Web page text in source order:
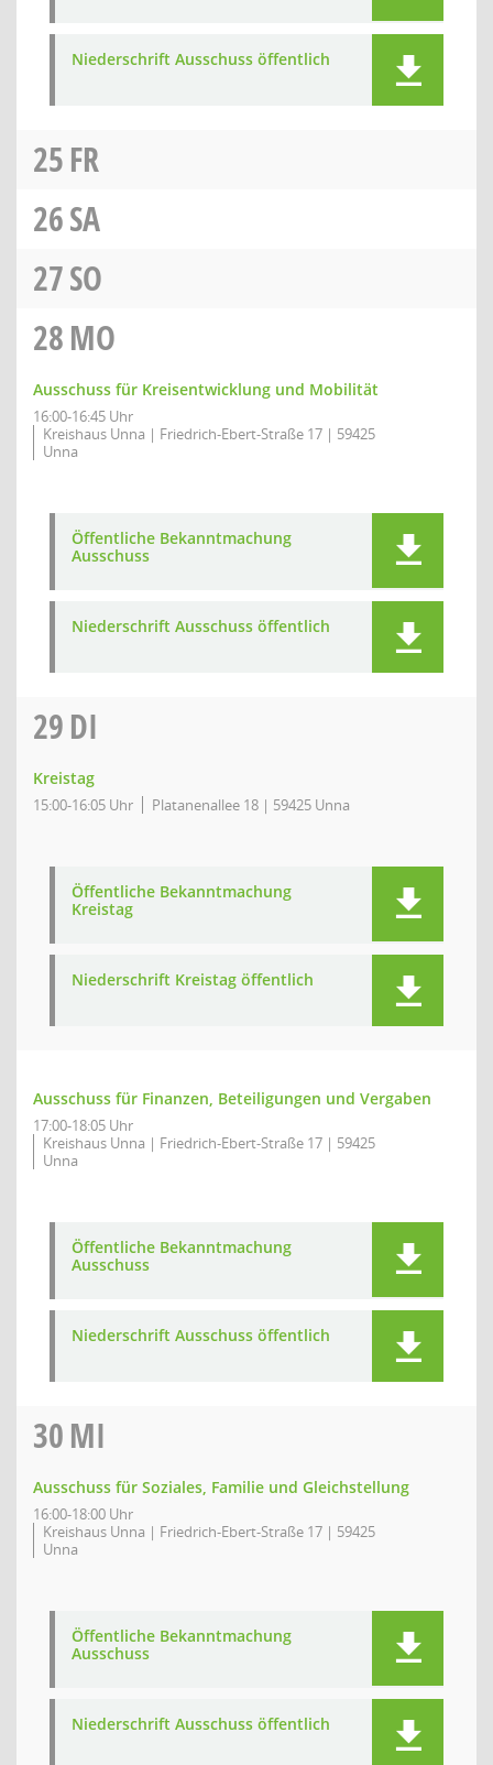
Niederschrift Ausschuss öffentlich
25FR
26SA
27SO
28MO
Ausschuss für Kreisentwicklung und Mobilität
16:00-16:45 Uhr
Kreishaus Unna | Friedrich-Ebert-Straße 17 | 59425
Unna
Öffentliche Bekanntmachung
Ausschuss
Niederschrift Ausschuss öffentlich
29DI
Kreistag
15:00-16:05 Uhr Platanenallee 18 | 59425 Unna
Öffentliche Bekanntmachung
Kreistag
Niederschrift Kreistag öffentlich
Ausschuss für Finanzen, Beteiligungen und Vergaben
17:00-18:05 Uhr
Kreishaus Unna | Friedrich-Ebert-Straße 17 | 59425
Unna
Öffentliche Bekanntmachung
Ausschuss
Niederschrift Ausschuss öffentlich
30MI
Ausschuss für Soziales, Familie und Gleichstellung
16:00-18:00 Uhr
Kreishaus Unna | Friedrich-Ebert-Straße 17 | 59425
Unna
Öffentliche Bekanntmachung
Ausschuss
Niederschrift Ausschuss öffentlich